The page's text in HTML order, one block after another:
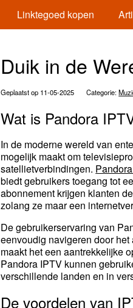
Linktegoed kopen
Duik in de
Geplaatst op 11-05-2025 Categorie:
Wat is Pandora
In de moderne wereld van
mogelijk maakt om
satellietverbindingen.
biedt gebruikers toegang tot
abonnement krijgen klanten
zolang ze maar een
De gebruikerservaring van
eenvoudig navigeren door
maakt het een aantrekkelijke
Pandora IPTV kunnen
verschillende landen en in
De voordelen van